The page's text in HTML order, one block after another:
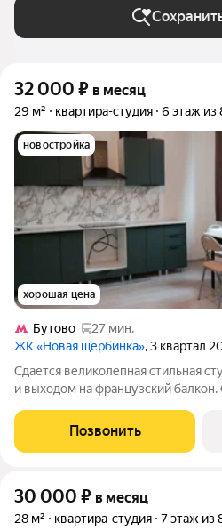
32 000 ₽ в месяц
29 м² квартира-студия 6 этаж из
новостройка
хорошая цена
Бутово
27 мин.
ЖК «Новая щербинка», 3 квартал
Сдается великолепная стильная
и выходом на французский
кухон. гарнитур, диван,
(стирал. машина,
Позвонить
30 000 ₽ в месяц
28 м² квартира-студия 7 этаж из